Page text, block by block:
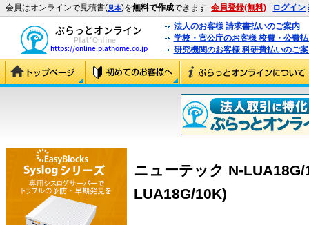
会員はオンラインで見積書(見本)を無料で作成できます 会員登録(無料) ログイン
法人のお客様 請求書払いのご案内
学校・官公庁のお客様 校費・公費
研究機関のお客様 科研費払いのご
ニューテック N-
LUA18G/10K)